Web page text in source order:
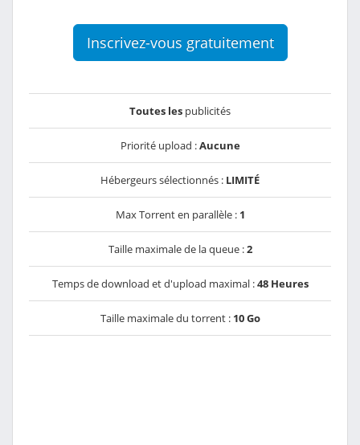
Inscrivez-vous gratuitement
Toutes les publicités
Priorité upload :Aucune
Hébergeurs sélectionnés : LIMITÉ
Max Torrent en parallèle : 1
Taille maximale de la queue :2
Temps de download et d'upload maximal :48 Heures
Taille maximale du torrent : 10 Go